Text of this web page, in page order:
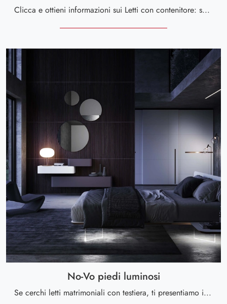
Clicca e ottieni informazioni sui Letti con contenitore: se sei alla ricerca di modelli matrimoniali moderni, il modello Jill Calligaris fa al caso ...
No-Vo piedi luminosi
Se cerchi letti matrimoniali con testiera, ti presentiamo il modello No-Vo piedi luminosi in laccato opaco per valorizzare la zona notte.